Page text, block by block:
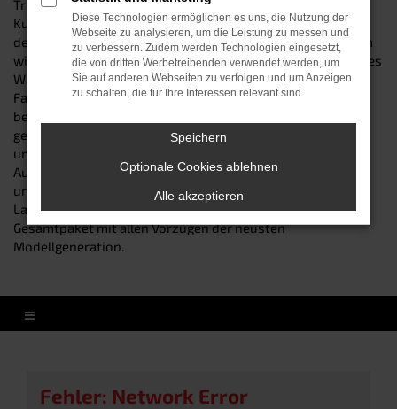
Trick noch nicht? Dann klären wir Sie gerne auf: Der
Kunstgriff besteht darin, ein fabrikfrisches Fahrzeug auf
dem Papier in einen Gebrauchtwagen zu verwandeln, indem
wir es für genau einen Tag auf uns zulassen. Der Zustand des
Wagens bleibt dadurch unverändert. Schließlich wurde das
Fahrzeug während der Zulassung keinen Kilometer weit
bewegt und wartet demnach „jungfräulich“ auf Ihre erste
gemeinsame Fahrt. Besuchen sie uns online oder an einem
unserer Standorte und entdecken Sie unsere verlockende
Auswahl an Hyundai i10 Tageszulassungen mit
unterschiedlichen Motorisierungen, Ausstattungen und
Lackierungen. Wir garantieren Ihnen ein attraktives
Gesamtpaket mit allen Vorzügen der neusten
Modellgeneration.
Fehler: Network Error
Diese Technologien ermöglichen es uns, die Nutzung der
Webseite zu analysieren, um die Leistung zu messen und
zu verbessern. Zudem werden Technologien eingesetzt,
die von dritten Werbetreibenden verwendet werden, um
Sie auf anderen Webseiten zu verfolgen und um Anzeigen
zu schalten, die für Ihre Interessen relevant sind.
Speichern
Optionale Cookies ablehnen
Alle akzeptieren